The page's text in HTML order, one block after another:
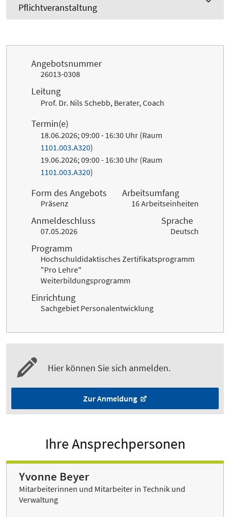
Pflichtveranstaltung
Angebotsnummer
26013-0308
Leitung
Prof. Dr. Nils Schebb, Berater, Coach
Termin(e)
18.06.2026; 09:00 - 16:30 Uhr (Raum
1101.003.A320)
19.06.2026; 09:00 - 16:30 Uhr (Raum
1101.003.A320)
Form des Angebots
Präsenz
Arbeitsumfang
16 Arbeitseinheiten
Anmeldeschluss
07.05.2026
Sprache
Deutsch
Programm
Hochschuldidaktisches Zertifikatsprogramm
"Pro Lehre"
Weiterbildungsprogramm
Einrichtung
Sachgebiet Personalentwicklung
Hier können Sie sich anmelden.
Zur Anmeldung
Ihre Ansprechpersonen
Yvonne Beyer
Mitarbeiterinnen und Mitarbeiter in Technik und
Verwaltung